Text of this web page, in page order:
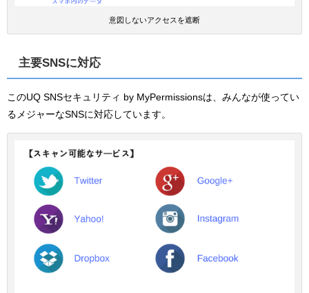
意図しないアクセスを遮断
主要SNSに対応
このUQ SNSセキュリティ by MyPermissionsは、みんなが使ってい
るメジャーなSNSに対応しています。